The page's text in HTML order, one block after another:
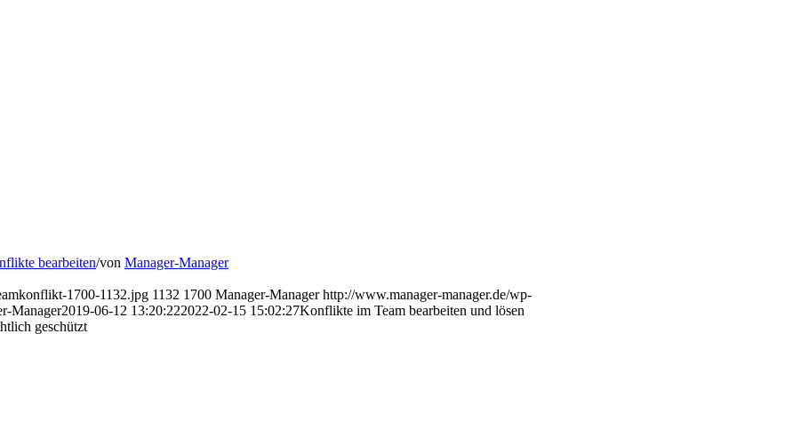
bearbeiten/von Manager-Manager
1700-1132.jpg 1132 1700 Manager-Manager http://www.manager-manager.de/wp-
Manager2019-06-12 13:20:222022-02-15 15:02:27Konflikte im Team bearbeiten und lösen
geschützt